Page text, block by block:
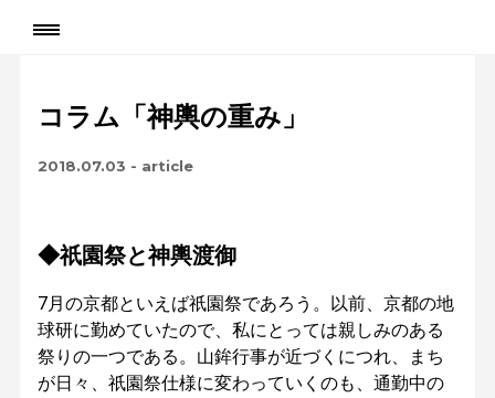
コラム「神輿の重み」
2018.07.03 - article
◆祇園祭と神輿渡御
7月の京都といえば祇園祭であろう。以前、京都の地
球研に勤めていたので、私にとっては親しみのある
祭りの一つである。山鉾行事が近づくにつれ、まち
が日々、祇園祭仕様に変わっていくのも、通勤中の